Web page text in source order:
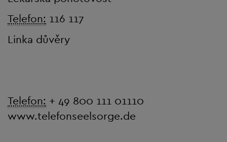
Telefon: 116 117
Linka důvěry
Telefon: + 49 800 111 01110
www.telefonseelsorge.de